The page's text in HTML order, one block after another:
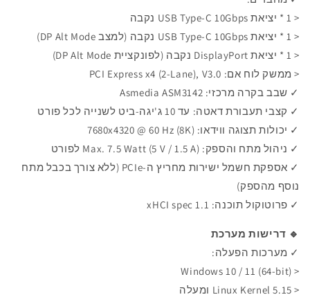
< 1 * יציאת
USB Type-C 10Gbps נקבה
< 1 * יציאת USB Type-C 10Gbps נקבה
(למצב DP Alt Mode)
< 1 * יציאת DisplayPort נקבה (לפונקציית DP Alt Mode)
< ממשק לוח אם: PCI Express x4 (2-Lane), V3.0
✓ שבב בקרה מרכזי: Asmedia ASM3142
✓ קצבי תעבורת דאטה: עד 10 ג'יגה-ביט לשנייה לכל פורט
✓ יכולות תצוגה ווידאו: 7680x4320 @ 60 Hz (8K)
✓ ניהול מתח והספק: Max. 7.5 Watt (5 V / 1.5 A) לפורט
✓
אספקת חשמל ישירות מחריץ ה-PCIe (ללא צורך בכבל מתח
נוסף מהספק)
✓ פרוטוקול תוכנה: xHCI spec 1.1
🔹 דרישות מערכת
✓ מערכות הפעלה:
<
Windows 10 / 11 (64-bit)
< Linux Kernel 5.15 ומעלה